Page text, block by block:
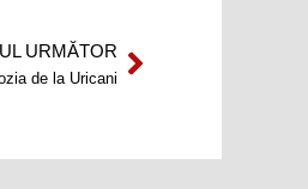
URMĂTOR
de la UricaniNext